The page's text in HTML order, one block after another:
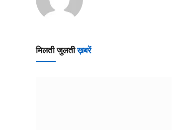
मिलती जुलतीख़बरें